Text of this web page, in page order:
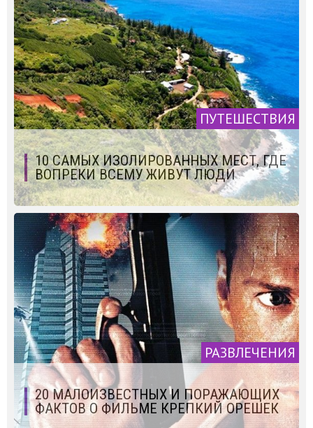
ПУТЕШЕСТВИЯ
10 САМЫХ ИЗОЛИРОВАННЫХ МЕСТ, ГДЕ
ВОПРЕКИ ВСЕМУ ЖИВУТ ЛЮДИ
РАЗВЛЕЧЕНИЯ
20 МАЛОИЗВЕСТНЫХ И ПОРАЖАЮЩИХ
ФАКТОВ О ФИЛЬМЕ КРЕПКИЙ ОРЕШЕК